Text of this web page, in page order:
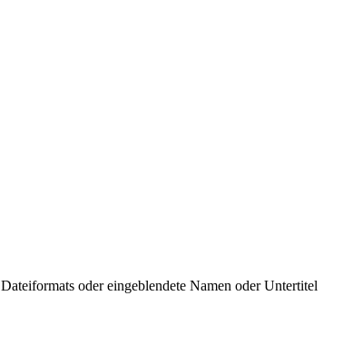
Dateiformats oder eingeblendete Namen oder Untertitel